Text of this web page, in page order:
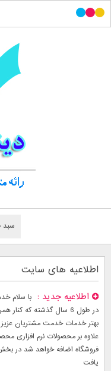
سبد
اطلاعیه های سایت
اطلاعیه جدید
با سلام
در طول 6 سال گذشته که
بهتر خدمات خدمت مشتریان عزیز
علاوه بر محصولات نرم افزاری
فروشگاه اضافه خواهد شد در
یافت